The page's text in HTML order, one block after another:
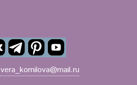
vera_kornilova@mail.ru